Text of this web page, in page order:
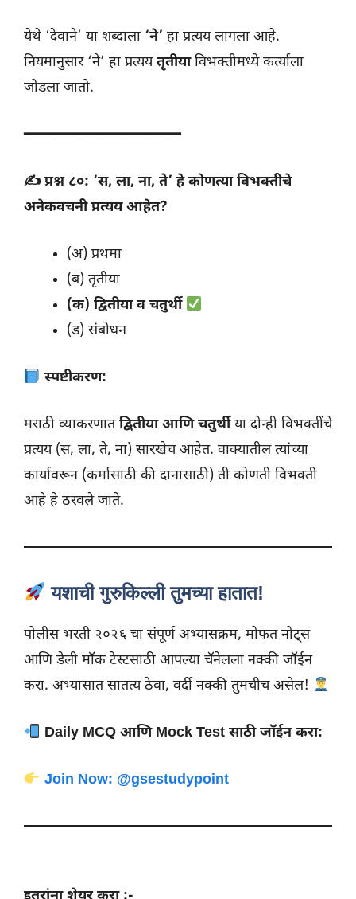
येथे ‘देवाने’ या शब्दाला ‘ने’ हा प्रत्यय लागला आहे.
नियमानुसार ‘ने’ हा प्रत्ययतृतीयाविभक्तीमध्ये कर्त्याला
जोडला जातो.
━━━━━━━━━━━━━━━━━━
✍️ प्रश्न ८०: ‘स, ला, ना, ते’ हे कोणत्या विभक्तीचे
अनेकवचनी प्रत्यय आहेत?
(अ) प्रथमा
(ब) तृतीया
(क) द्वितीया व चतुर्थी
(ड) संबोधन
स्पष्टीकरण:
मराठी व्याकरणातद्वितीया आणि चतुर्थीया दोन्ही विभक्तींचे
प्रत्यय (स, ला, ते, ना) सारखेच आहेत. वाक्यातील त्यांच्या
कार्यावरून (कर्मासाठी की दानासाठी) ती कोणती विभक्ती
आहे हे ठरवले जाते.
यशाची गुरुकिल्ली तुमच्या हातात!
पोलीस भरती २०२६ चा संपूर्ण अभ्यासक्रम, मोफत नोट्स
आणि डेली मॉक टेस्टसाठी आपल्या चॅनेलला नक्की जॉईन
करा. अभ्यासात सातत्य ठेवा, वर्दी नक्की तुमचीच असेल!
Daily MCQ आणि Mock Test साठी जॉईन करा:
Join Now: @gsestudypoint